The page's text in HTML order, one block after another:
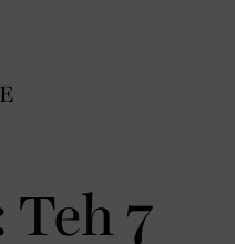
Teh 7